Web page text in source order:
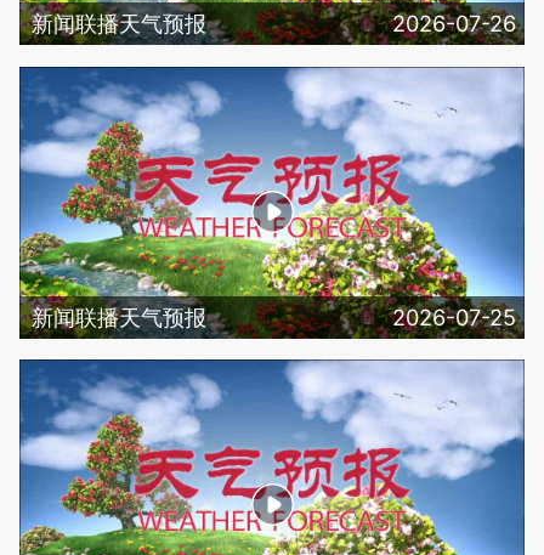
新闻联播天气预报 2026-07-26
新闻联播天气预报 2026-07-25